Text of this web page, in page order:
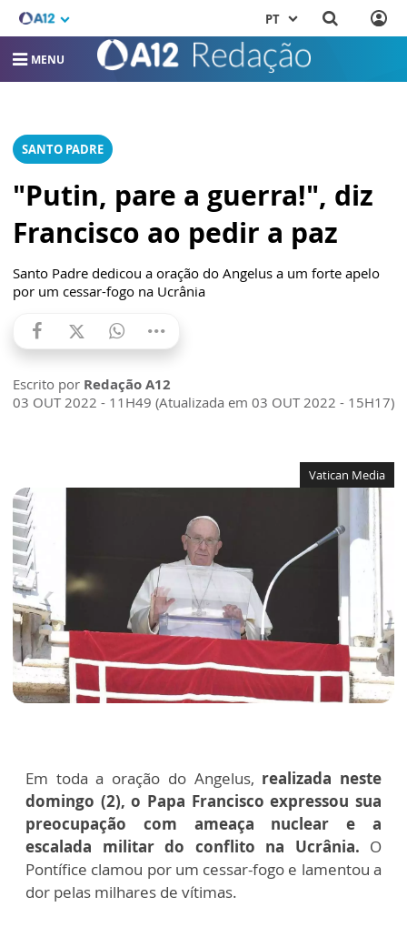
PT
MENU
SANTO PADRE
"Putin, pare a guerra!", diz
Francisco ao pedir a paz
Santo Padre dedicou a oração do Angelus a um forte apelo
por um cessar-fogo na Ucrânia
Escrito por Redação A12
03 OUT 2022 - 11H49 (Atualizada em 03 OUT 2022 - 15H17)
Vatican Media
Em toda a oração do Angelus, realizada neste
domingo (2), o Papa Francisco expressou sua
preocupação com ameaça nuclear e a
escalada militar do conflito na Ucrânia. O
Pontífice clamou por um cessar-fogo e lamentou a
dor pelas milhares de vítimas.